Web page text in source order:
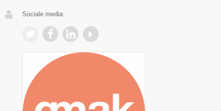
Sociale media: